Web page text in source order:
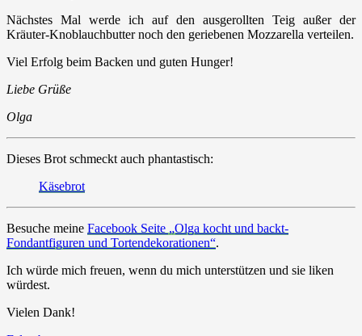
Nächstes Mal werde ich auf den ausgerollten Teig außer der
Kräuter-Knoblauchbutter noch den geriebenen Mozzarella verteilen.
Viel Erfolg beim Backen und guten Hunger!
Liebe Grüße
Olga
Dieses Brot schmeckt auch phantastisch:
Käsebrot
Besuche meine Facebook Seite „Olga kocht und backt-
Fondantfiguren und Tortendekorationen“.
Ich würde mich freuen, wenn du mich unterstützen und sie liken
würdest.
Vielen Dank!